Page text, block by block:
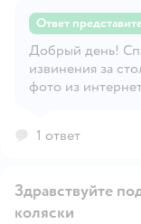
Ответ
Добрый день!
извинения за
фото из
сохраняйте
1 ответ
Здравствуйте
коляски